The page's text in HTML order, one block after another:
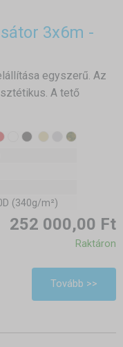
3x6m -
egyszerű. Az
A tető
(340g/m²)
252 000,00 Ft
Raktáron
Tovább >>